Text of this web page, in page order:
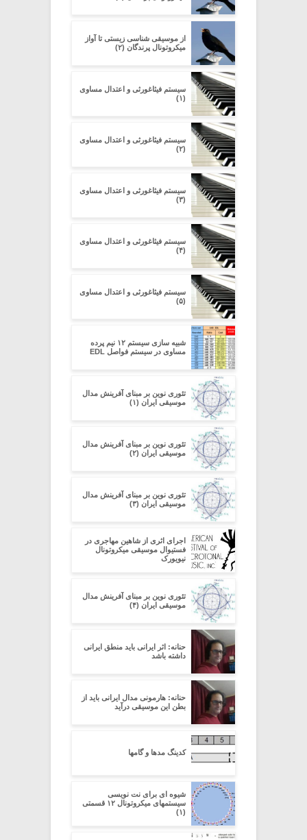
از موسیقی شناسی زیستی تا آواز
میکروتونال پرندگان (۲)
سیستم فیثاغورثی و اعتدال مساوی
(۱)
سیستم فیثاغورثی و اعتدال مساوی
(۲)
سیستم فیثاغورثی و اعتدال مساوی
(۳)
سیستم فیثاغورثی و اعتدال مساوی
(۴)
سیستم فیثاغورثی و اعتدال مساوی
(۵)
شبیه سازی سیستم ۱۲ نیم پرده
مساوی در سیستم فواصل EDL
تئوری نوین بر مبنای آفرینش مدال
موسیقی ایران (۱)
تئوری نوین بر مبنای آفرینش مدال
موسیقی ایران (۲)
تئوری نوین بر مبنای آفرینش مدال
موسیقی ایران (۳)
اجرای اثری از شاهین مهاجری در
فستیوال موسیقی میکروتونال
نیویورک
تئوری نوین بر مبنای آفرینش مدال
موسیقی ایران (۴)
حنانه: اثر ایرانی باید منطق ایرانی
داشته باشد
حنانه: هارمونی مدال ایرانی باید از
بطن این موسیقی درآید
کدینگ مدها و گامها
شیوه ای برای نت نویسی
سیستمهای میکروتونال ۱۲ قسمتی
(۱)